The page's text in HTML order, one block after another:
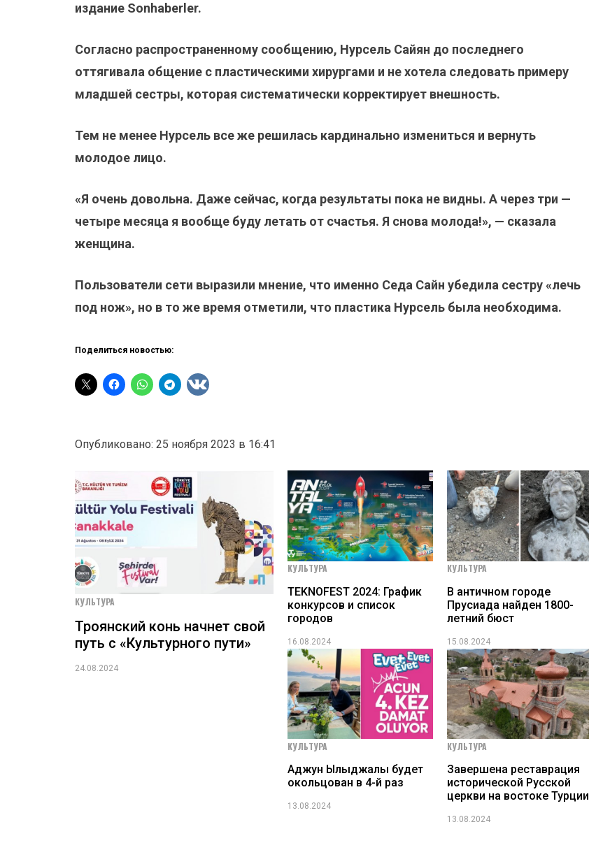
издание Sonhaberler.
Согласно распространенному сообщению, Нурсель Сайян до последнего
оттягивала общение с пластическими хирургами и не хотела следовать примеру
младшей сестры, которая систематически корректирует внешность.
Тем не менее Нурсель все же решилась кардинально измениться и вернуть
молодое лицо.
«Я очень довольна. Даже сейчас, когда результаты пока не видны. А через три —
четыре месяца я вообще буду летать от счастья. Я снова молода!», — сказала
женщина.
Пользователи сети выразили мнение, что именно Седа Сайн убедила сестру «лечь
под нож», но в то же время отметили, что пластика Нурсель была необходима.
Поделиться новостью:
Опубликовано: 25 ноября 2023 в 16:41
КУЛЬТУРА
Троянский конь начнет свой
путь с «Культурного пути»
24.08.2024
КУЛЬТУРА
TEKNOFEST 2024: График
конкурсов и список
городов
16.08.2024
КУЛЬТУРА
В античном городе
Прусиада найден 1800-
летний бюст
15.08.2024
КУЛЬТУРА
Аджун Ылыджалы будет
окольцован в 4-й раз
13.08.2024
КУЛЬТУРА
Завершена реставрация
исторической Русской
церкви на востоке Турции
13.08.2024